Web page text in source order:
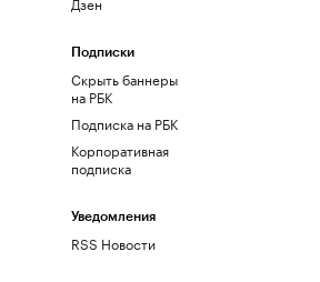
Подписки
Скрыть баннеры
на РБК
Подписка на РБК
Корпоративная
подписка
Уведомления
RSS Новости